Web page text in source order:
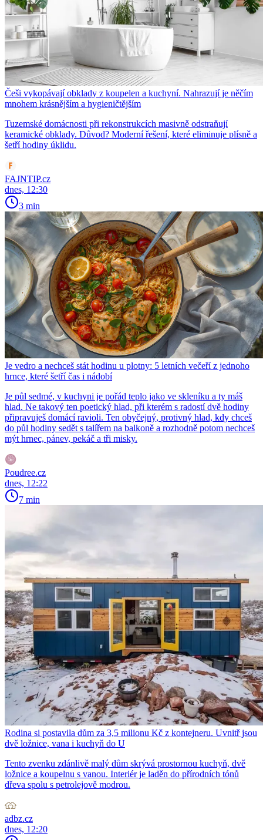
Češi vykopávají obklady z koupelen a kuchyní. Nahrazují je něčím
mnohem krásnějším a hygieničtějším
Tuzemské domácnosti při rekonstrukcích masivně odstraňují
keramické obklady. Důvod? Moderní řešení, které eliminuje plísně a
šetří hodiny úklidu.
FAJNTIP.cz
dnes, 12:30
3 min
Je vedro a nechceš stát hodinu u plotny: 5 letních večeří z jednoho
hrnce, které šetří čas i nádobí
Je půl sedmé, v kuchyni je pořád teplo jako ve skleníku a ty máš
hlad. Ne takový ten poetický hlad, při kterém s radostí dvě hodiny
připravuješ domácí ravioli. Ten obyčejný, protivný hlad, kdy chceš
do půl hodiny sedět s talířem na balkoně a rozhodně potom nechceš
mýt hrnec, pánev, pekáč a tři misky.
Poudree.cz
dnes, 12:22
7 min
Rodina si postavila dům za 3,5 milionu Kč z kontejneru. Uvnitř jsou
dvě ložnice, vana i kuchyň do U
Tento zvenku zdánlivě malý dům skrývá prostornou kuchyň, dvě
ložnice a koupelnu s vanou. Interiér je laděn do přírodních tónů
dřeva spolu s petrolejově modrou.
adbz.cz
dnes, 12:20